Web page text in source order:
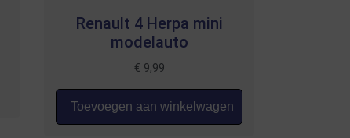
Renault 4 Herpa mini
modelauto
€ 9,99
Toevoegen aan winkelwagen